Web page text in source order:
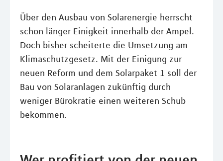
Über den Ausbau von Solarenergie herrscht
schon länger Einigkeit innerhalb der Ampel.
Doch bisher scheiterte die Umsetzung am
Klimaschutzgesetz. Mit der Einigung zur
neuen Reform und dem Solarpaket 1 soll der
Bau von Solaranlagen zukünftig durch
weniger Bürokratie einen weiteren Schub
bekommen.